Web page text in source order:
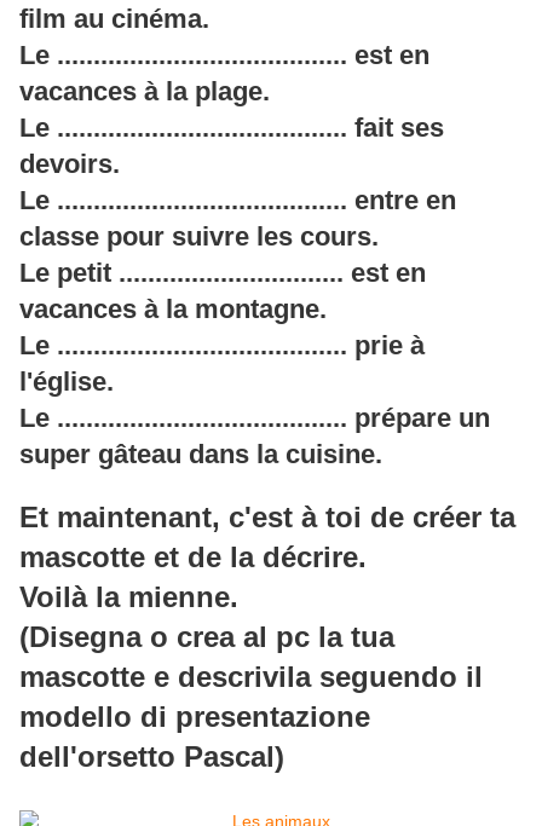
film au cinéma.
Le ........................................ est en
vacances à la plage.
Le ........................................ fait ses
devoirs.
Le ........................................ entre en
classe pour suivre les cours.
Le petit ............................... est en
vacances à la montagne.
Le ........................................ prie à
l'église.
Le ........................................ prépare un
super gâteau dans la cuisine.
Et maintenant, c'est à toi de créer ta
mascotte et de la décrire.
Voilà la mienne.
(Disegna o crea al pc la tua
mascotte e descrivila seguendo il
modello di presentazione
dell'orsetto Pascal)